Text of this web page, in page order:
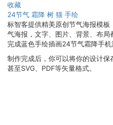
收藏
24节气 霜降 树 猫 手绘
标智客提供精美原创节气海报模板
气海报，文字、图片、背景、布
完成蓝色手绘插画24节气霜降手机
制作完成后，你可以将你的设计保
甚至SVG、PDF等矢量格式。